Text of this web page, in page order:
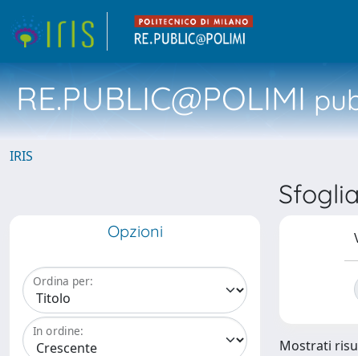
RE.PUBLIC@POLIMI
IRIS
Opzioni
Ordina per:
In ordine:
Mostrati